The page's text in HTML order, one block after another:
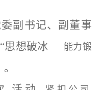
副书记、副董事
“思想破冰 能力锻
。